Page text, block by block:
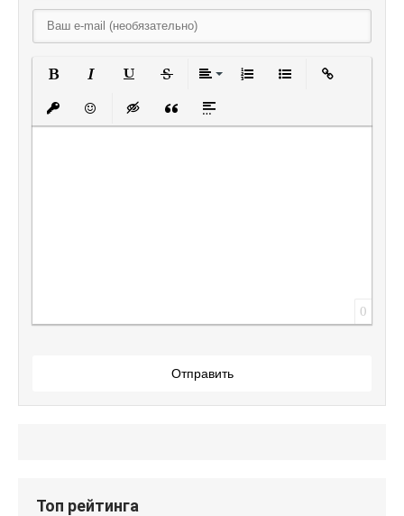
Вставить защищенную ссылку
Вставить смайлик
Вставка скрытого текста
Вставка цитаты
Вставка спойлера
0
Отправить
Топ рейтинга